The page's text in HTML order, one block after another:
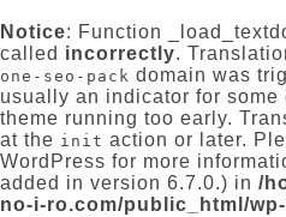
Notice: Function
called incorrectly.
one-seo-pack domain was
usually an indicator for
theme running too early.
at the init action or later.
WordPress for more
added in version 6.7.0.) in /
no-i-ro.com/public_html/